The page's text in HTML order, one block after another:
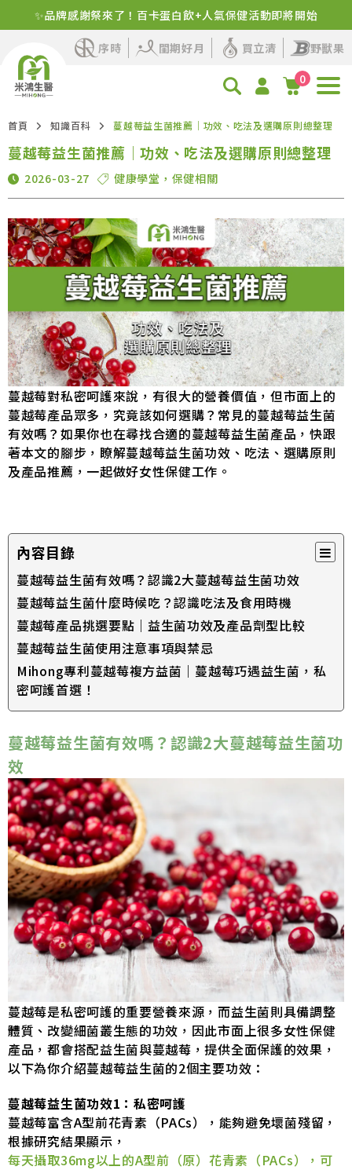
✨品牌感謝祭來了！百卡蛋白飲+人氣保健活動即將開始
序時 閨期好月 買立清
野獸果
0
首頁 知識百科 蔓越莓益生菌推薦｜功效、吃法及選購原則總整理
蔓越莓益生菌推薦｜功效、吃法及選購原則總整理
2026-03-27 健康學堂 ， 保健相關
蔓越莓對私密呵護來說，有很大的營養價值，但市面上的
蔓越莓產品眾多，究竟該如何選購？常見的蔓越莓益生菌
有效嗎？如果你也在尋找合適的蔓越莓益生菌產品，快跟
著本文的腳步，瞭解蔓越莓益生菌功效、吃法、選購原則
及產品推薦，一起做好女性保健工作。
內容目錄
蔓越莓益生菌有效嗎？認識2大蔓越莓益生菌功效
蔓越莓益生菌什麼時候吃？認識吃法及食用時機
蔓越莓產品挑選要點｜益生菌功效及產品劑型比較
蔓越莓益生菌使用注意事項與禁忌
Mihong專利蔓越莓複方益菌｜蔓越莓巧遇益生菌，私
密呵護首選！
蔓越莓益生菌有效嗎？認識2大蔓越莓益生菌功
效
蔓越莓是私密呵護的重要營養來源，而益生菌則具備調整
體質、改變細菌叢生態的功效，因此市面上很多女性保健
產品，都會搭配益生菌與蔓越莓，提供全面保護的效果，
以下為你介紹蔓越莓益生菌的2個主要功效：
蔓越莓益生菌功效1：私密呵護
蔓越莓富含A型前花青素（PACs），能夠避免壞菌殘留，
根據研究結果顯示，
每天攝取36mg以上的A型前（原）花青素（PACs），可